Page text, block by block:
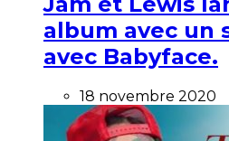
album avec un
avec Babyface.
18 novembre 2020